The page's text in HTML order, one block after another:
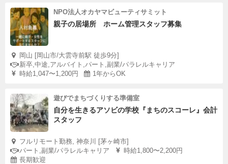
NPO法人オカヤマビューティサミット
親子の居場所 ホーム管理スタッフ募集
岡山 [岡山市/大雲寺前駅 徒歩9分]
新卒,中途,アルバイト,パート,副業/パラレルキャリア
時給1,047〜1,200円
1年からOK
遊びでまちづくりする準備室
自分を生きるアソビの学校『まちのスコーレ』会計
スタッフ
フルリモート勤務, 神奈川 [茅ヶ崎市]
パート,副業/パラレルキャリア
時給1,800〜2,200円
長期歓迎